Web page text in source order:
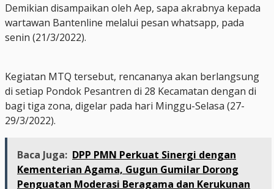
Demikian disampaikan oleh Aep, sapa akrabnya kepada
wartawan Bantenline melalui pesan whatsapp, pada
senin (21/3/2022).
Kegiatan MTQ tersebut, rencananya akan berlangsung
di setiap Pondok Pesantren di 28 Kecamatan dengan di
bagi tiga zona, digelar pada hari Minggu-Selasa (27-
29/3/2022).
Baca Juga: DPP PMN Perkuat Sinergi dengan
Kementerian Agama, Gugun Gumilar Dorong
Penguatan Moderasi Beragama dan Kerukunan